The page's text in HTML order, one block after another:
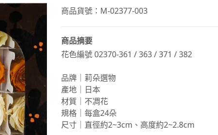
商品貨號：M-02377-003
商品摘要
花色編號 02370-361 / 363 / 371 / 382
品牌｜莉朵選物
產地｜日本
材質｜不凋花
規格｜每盒24朵
尺寸｜直徑約2~3cm、高度約2~2.8cm